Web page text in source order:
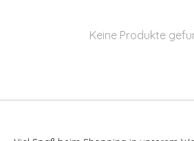
Keine Produkte